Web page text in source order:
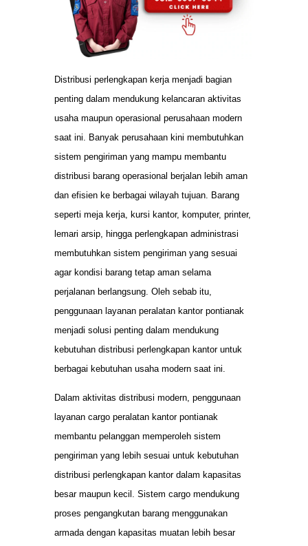
Distribusi perlengkapan kerja menjadi bagian
penting dalam mendukung kelancaran aktivitas
usaha maupun operasional perusahaan modern
saat ini. Banyak perusahaan kini membutuhkan
sistem pengiriman yang mampu membantu
distribusi barang operasional berjalan lebih aman
dan efisien ke berbagai wilayah tujuan. Barang
seperti meja kerja, kursi kantor, komputer, printer,
lemari arsip, hingga perlengkapan administrasi
membutuhkan sistem pengiriman yang sesuai
agar kondisi barang tetap aman selama
perjalanan berlangsung. Oleh sebab itu,
penggunaan layanan peralatan kantor pontianak
menjadi solusi penting dalam mendukung
kebutuhan distribusi perlengkapan kantor untuk
berbagai kebutuhan usaha modern saat ini.
Dalam aktivitas distribusi modern, penggunaan
layanan cargo peralatan kantor pontianak
membantu pelanggan memperoleh sistem
pengiriman yang lebih sesuai untuk kebutuhan
distribusi perlengkapan kantor dalam kapasitas
besar maupun kecil. Sistem cargo mendukung
proses pengangkutan barang menggunakan
armada dengan kapasitas muatan lebih besar